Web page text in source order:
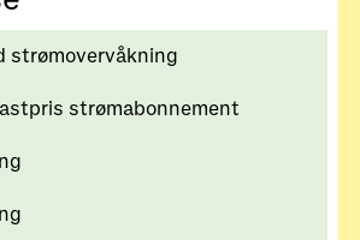
strømovervåkning
strømabonnement